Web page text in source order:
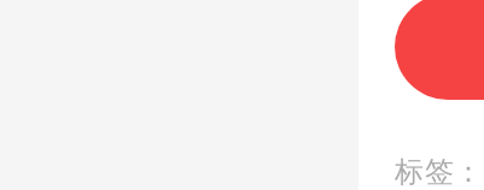
合
试
标签：